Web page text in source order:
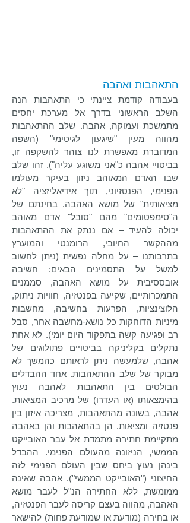
התאהבות ואהבה
בעבודה קודמת ציינתי כי התאהבות הנה
השלב הראשוני בדרך אל מערכת יחסים
מתמשכת ועמוקה, אהבה. שלב ההתאהבות
מהווה מעין "שיגעון לגיטימי" (השפה
המדוברת מאפשרת לנו צוהר להשקפה זו,
בביטויי אהבה כ"אני משוגע עליה"). זהו שלב
שבו האדם המאוהב ניזון בעיקר מעולמו
הפנימי, הפנטזיוני, תוך אידיאליזציה "לא
מציאותית" של מושא האהבה. בחינתם של
ה"סימפטומים" מהם "סובל" אדם מאוהב
יכולה להעיד – אם ננתק את ההתאהבות
מההקשר החיובי, הרומנטי והמוערץ
בתרבותנו – על מחלה נפשית (ניתן לחשוב
למשל על התסמינים הבאים: חשיבה
אובססיבית על מושא האהבה, סממנים
התמכרותיים, שקיעה בפנטזיה, חוויות ניתוק,
הלוצינציות, הפרעות בחשיבה, מחשבות
מיניות הדוחקות כל נושא-מחשבה אחר, סבל
רב ופגיעה קשה בתפקוד היום יומי). לא אחת
נתקלים בקליניקה בביטויים פתולוגים של
אהבה, שלמעשה ניתן לראותם כהמשך לא
מבוקר של שלב ההתאהבות. אחד ההבדלים
הבולטים בין התאהבות לאהבה נעוץ
בהימצאותו (או העדרו) של מרכיב המציאות.
אהבה, בשונה מהתאהבות, מצריכה איזון בין
פנטזיה ומציאות. הן בהתאהבות והן באהבה
מתקיימת חתירה מתמדת אל עבר האובייקט
הממשי, הניזונה מהעולם הפנימי. ההבדל
בינהן נעוץ ביחס שבין העולם הפנימי לזה
החיצוני ("האובייקט הממשי"). אהבה שאינה
ממומשת, ללא החתירה הנ"ל לעבר מושא
האהבה, מהווה בעצם קריסה לעבר הפנטזיה,
או בחירה (מודעת או שמודעת פחות) להישאר